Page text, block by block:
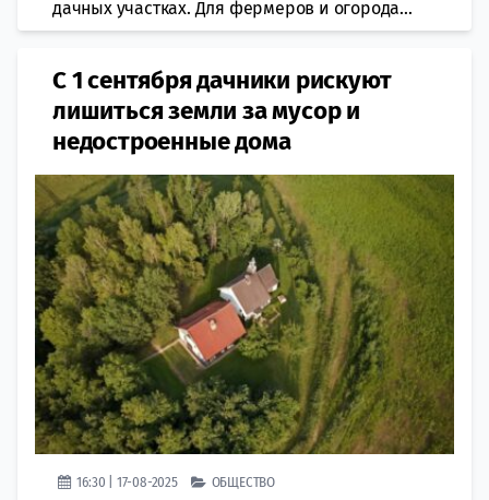
дачных участках. Для фермеров и огорода...
С 1 сентября дачники рискуют
лишиться земли за мусор и
недостроенные дома
16:30 | 17-08-2025 ОБЩЕСТВО